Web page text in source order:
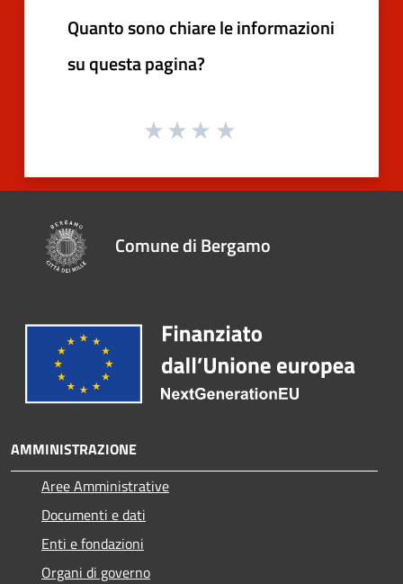
Quanto sono chiare le informazioni
su questa pagina?
Comune di Bergamo
AMMINISTRAZIONE
Aree Amministrative
Documenti e dati
Enti e fondazioni
Organi di governo